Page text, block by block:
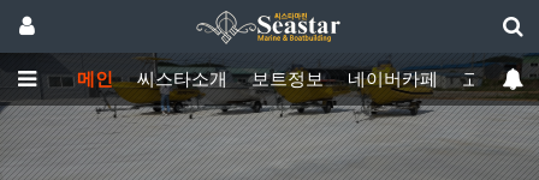
메인 씨스타소개 보트정보 네이버카페 고객센터